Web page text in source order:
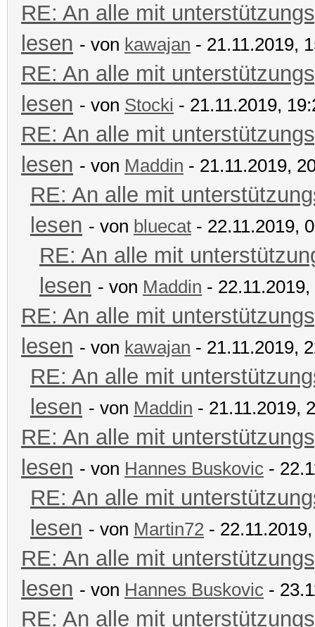
RE: An alle mit
lesen - von kawajan - 21.11.2019,
RE: An alle mit
lesen - von Stocki - 21.11.2019,
RE: An alle mit
lesen - von Maddin - 21.11.2019,
RE: An alle mit
lesen - von bluecat - 22.11.2019,
RE: An alle mit
lesen - von Maddin - 22.11.2019,
RE: An alle mit
lesen - von kawajan - 21.11.2019,
RE: An alle mit
lesen - von Maddin - 21.11.2019,
RE: An alle mit
lesen - von Hannes Buskovic -
RE: An alle mit
lesen - von Martin72 -
RE: An alle mit
lesen - von Hannes Buskovic -
RE: An alle mit